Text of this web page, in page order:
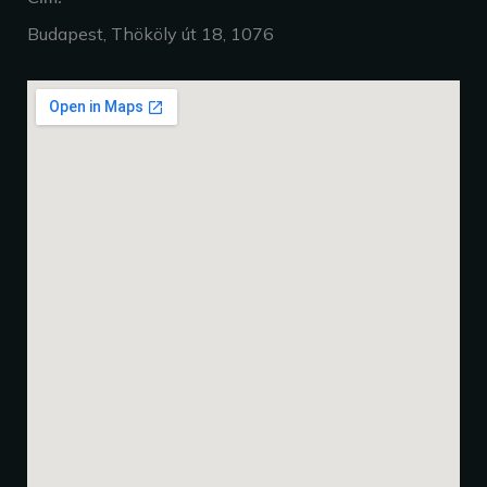
Budapest, Thököly út 18, 1076